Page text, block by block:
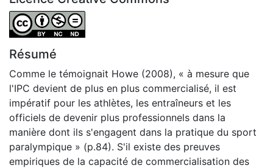
Attribution-NonCommercial-NoDerivatives 4.0
Résumé
Comme le témoignait Howe (2008), « à mesure que
l'IPC devient de plus en plus commercialisé, il est
impératif pour les athlètes, les entraîneurs et les
officiels de devenir plus professionnels dans la
manière dont ils s'engagent dans la pratique du sport
paralympique » (p.84). S'il existe des preuves
empiriques de la capacité de commercialisation des